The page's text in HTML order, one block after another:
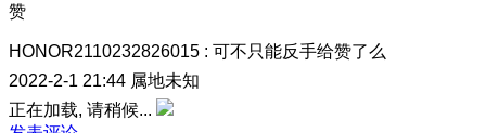
赞
HONOR2110232826015 : 可不只能反手给赞了么
2022-2-1 21:44 属地未知
正在加载, 请稍候...